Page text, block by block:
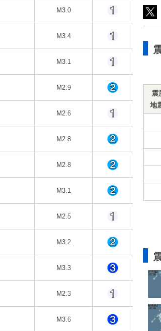
M3.0
M3.4
M3.1
M2.9
M2.6
M2.8
M2.8
M3.1
M2.5
M3.2
M3.3
M2.3
M3.6
震
地